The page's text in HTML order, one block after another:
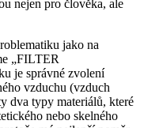
nejen pro člověka, ale
jako na
„FILTER
je správné zvolení
vzduchu (vzduch
dva typy materiálů, které
nebo skelného